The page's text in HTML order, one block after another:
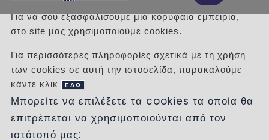
/ Προϊόντα /
ΕΙΔΗ ΥΓΙΕΙΝΗΣ
ΥΔΡΟΜΑΣΑΖ
Κατηγορίες
Για να σου εξασφαλίσουμε μια κορυφαία εμπειρία,
στο site μας χρησιμοποιούμε cookies.
Για περισσότερες πληροφορίες σχετικά με τη χρήση
των cookies σε αυτή την ιστοσελίδα, παρακαλούμε
κάντε κλικ
ΕΔΩ
Μπορείτε να επιλέξετε τα cookies τα οποία θα
επιτρέπεται να χρησιμοποιούνται από τον
ιστότοπό μας: